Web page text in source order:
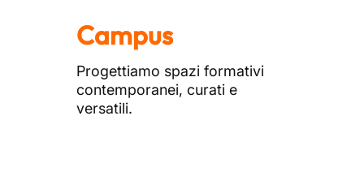
Campus
Progettiamo spazi formativi
contemporanei, curati e
versatili.